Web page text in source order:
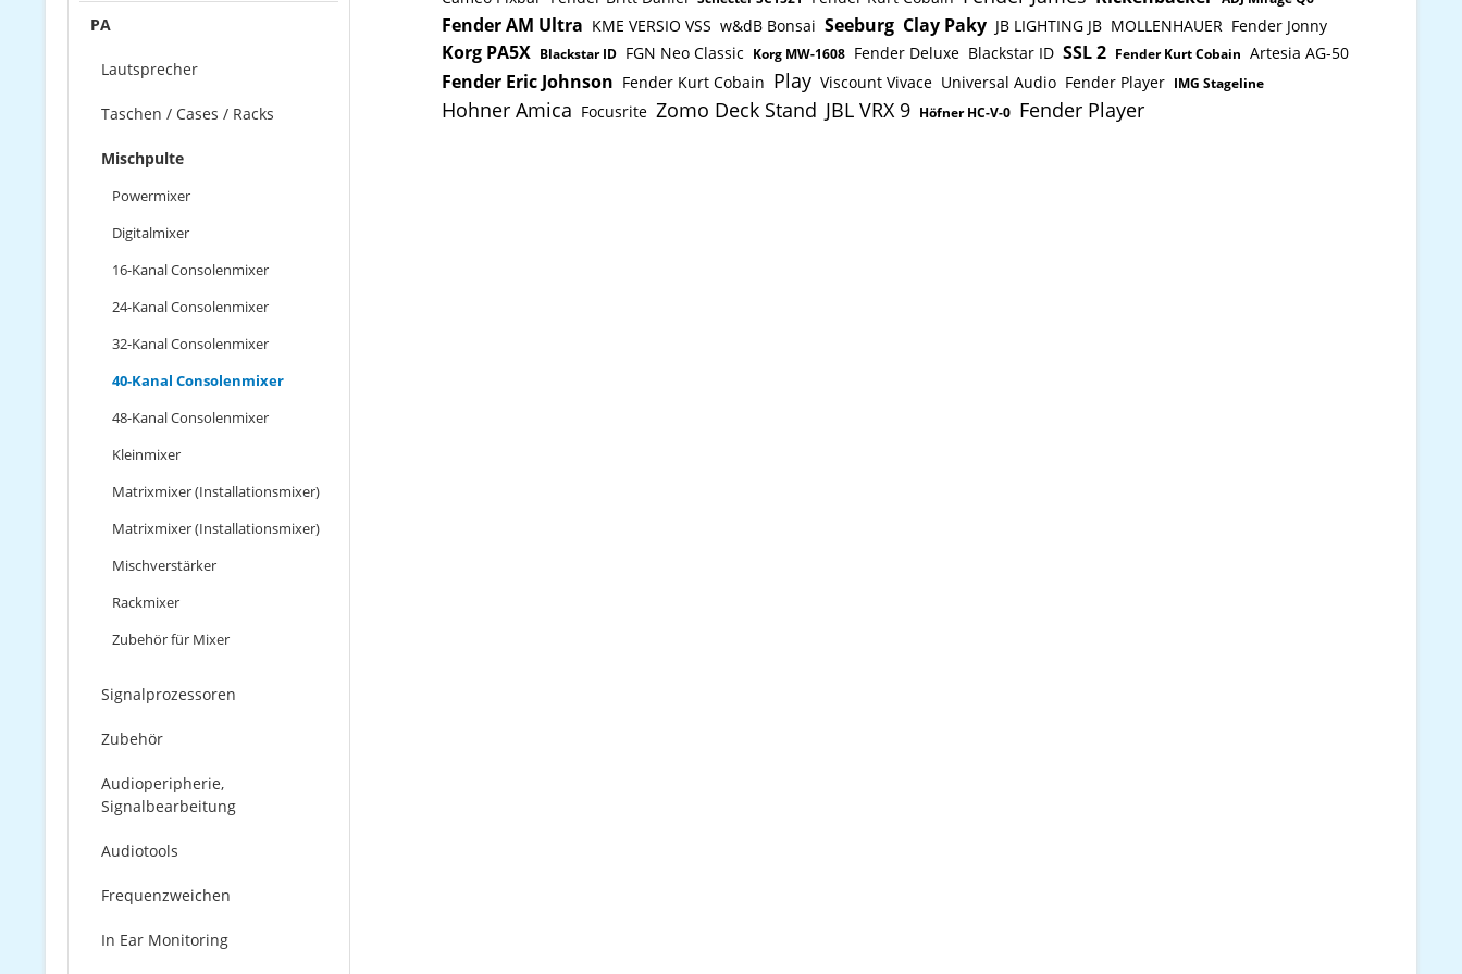
PA
Lautsprecher
Taschen / Cases / Racks
Mischpulte
Powermixer
Digitalmixer
16-Kanal Consolenmixer
24-Kanal Consolenmixer
32-Kanal Consolenmixer
40-Kanal Consolenmixer
48-Kanal Consolenmixer
Kleinmixer
Matrixmixer (Installationsmixer)
Matrixmixer (Installationsmixer)
Mischverstärker
Rackmixer
Zubehör für Mixer
Signalprozessoren
Zubehör
Audioperipherie,
Signalbearbeitung
Audiotools
Frequenzweichen
In Ear Monitoring
Fender AM Ultra KME VERSIO VSS w&dB Bonsai Seeburg Clay Paky JB LIGHTING JB MOLLENHAUER Fender Jonny
Korg PA5X Blackstar ID FGN Neo Classic Korg MW-1608 Fender Deluxe Blackstar ID SSL 2 Fender Kurt Cobain Artesia AG-50
Fender Eric Johnson Fender Kurt Cobain Play Viscount Vivace Universal Audio Fender Player IMG Stageline
Hohner Amica Focusrite Zomo Deck Stand JBL VRX 9 Höfner HC-V-0 Fender Player